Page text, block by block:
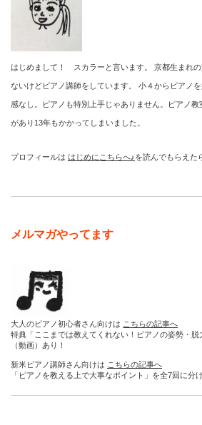
はじめまして！ スカラーと言います。 京都生まれ
ないけどピアノ講師をしています。 小４からピアノ
感なし。ピアノも特別上手じゃありません。ピアノ
があり13年もかかってしまいました。
プロフィールは はじめにこちらへ♪を読んでもらえた
メルマガやってます
大人のピアノ初心者さん向けは こちらの記事へ
特典「ここまでは教えてくれない！ピアノの姿勢・脱
（動画）あり！
新米ピアノ講師さん向けは こちらの記事へ
「ピアノを教える上で大事なポイント」を全7回に分